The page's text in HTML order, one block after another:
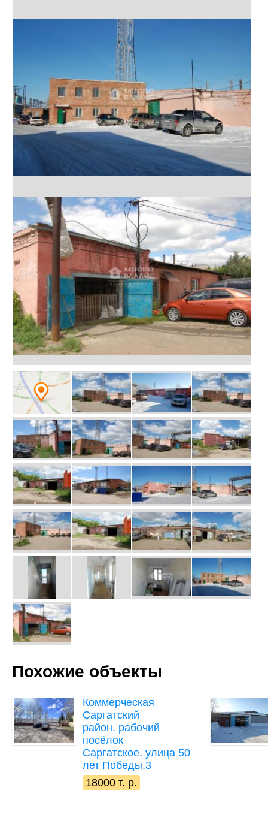
Похожие объекты
Коммерческая
Саргатский
район. рабочий
посёлок
Саргатское. улица 50
лет Победы,3
18000 т. р.